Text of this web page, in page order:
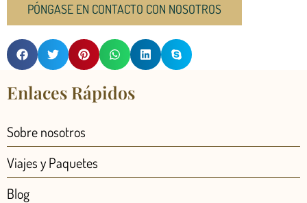
PÓNGASE EN CONTACTO CON NOSOTROS
Enlaces Rápidos
Sobre nosotros
Viajes y Paquetes
Blog